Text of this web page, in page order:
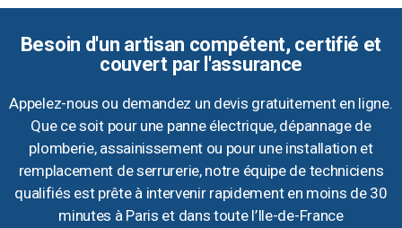
Besoin d'un artisan compétent, certifié et
couvert par l'assurance
Appelez-nous ou demandez un devis gratuitement en ligne.
Que ce soit pour une panne électrique, dépannage de
plomberie, assainissement ou pour une installation et
remplacement de serrurerie, notre équipe de techniciens
qualifiés est prête à intervenir rapidement en moins de 30
minutes à Paris et dans toute l’Ile-de-France